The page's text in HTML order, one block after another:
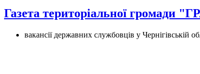
Газета територіальної
вакансії державних службовців у Чернігівській